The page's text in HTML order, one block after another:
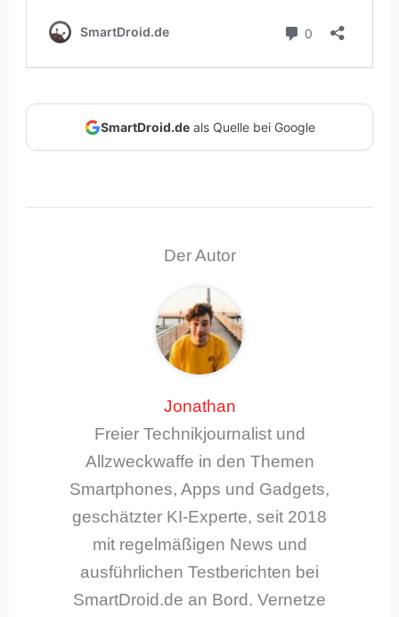
SmartDroid.deals Quelle bei Google
Der Autor
Jonathan
Freier Technikjournalist und
Allzweckwaffe in den Themen
Smartphones, Apps und Gadgets,
geschätzter KI-Experte, seit 2018
mit regelmäßigen News und
ausführlichen Testberichten bei
SmartDroid.de an Bord. Vernetze